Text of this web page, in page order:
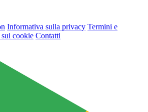
Informativa sulla privacy Termini e
cookie Contatti